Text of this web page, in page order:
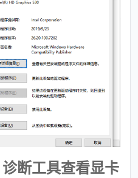
断工具查看显卡